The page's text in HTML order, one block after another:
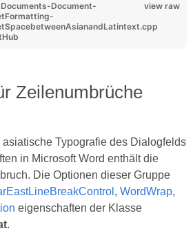
view raw
Document-
Zeilenumbrüche
asiatische Typografie des Dialogfelds
in Microsoft Word enthält die
Die Optionen dieser Gruppe
, WordWrap,
eigenschaften der Klasse
.